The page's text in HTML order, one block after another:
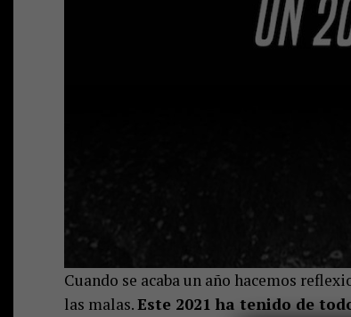
Cuando se acaba un año hacemos
las malas.Este 2021 ha tenido de